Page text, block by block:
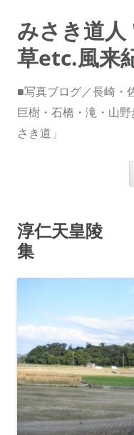
みさき道人
草etc.風来
■写真ブログ／長崎・
巨樹・石橋・滝・山
さき道」
淳仁天皇陵
集